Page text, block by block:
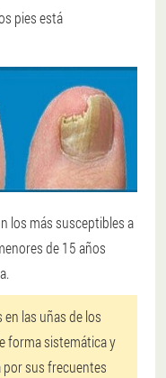
pies está
los más susceptibles a
de 15 años
las uñas de los
forma sistemática y
por sus frecuentes